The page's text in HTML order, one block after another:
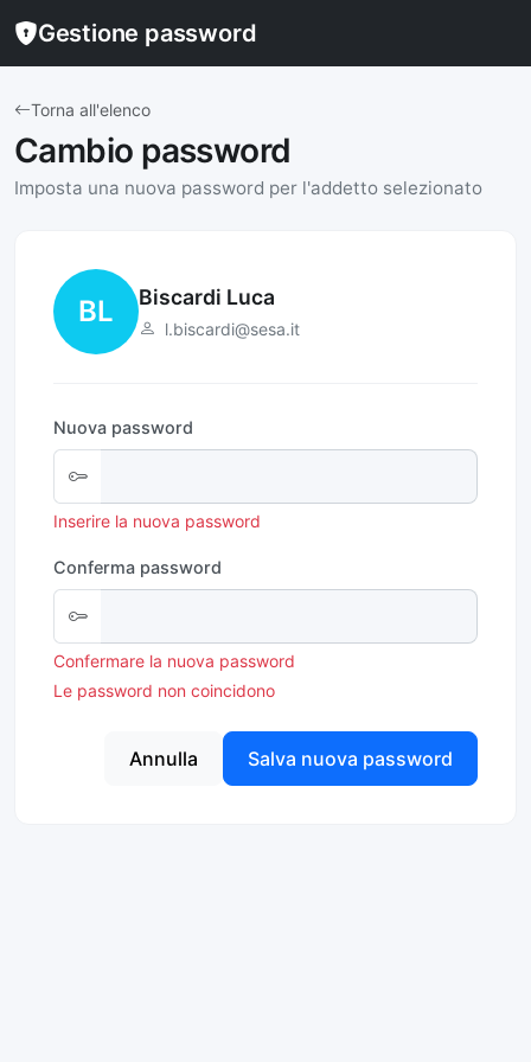
Gestione password
Torna all'elenco
Cambio password
Imposta una nuova password per l'addetto selezionato
BL Biscardi Luca
l.biscardi@sesa.it
Nuova password
Inserire la nuova password
Conferma password
Confermare la nuova password
Le password non coincidono
Annulla